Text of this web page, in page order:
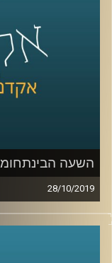
למצוא תרגום ראוי
קרדיט תמונות:
השעה
28/10/2019
האם האקדמיה